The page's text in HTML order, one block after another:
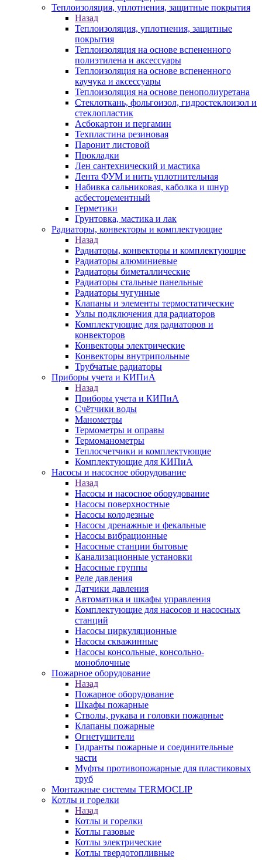
Теплоизоляция, уплотнения, защитные покрытия
Назад
Теплоизоляция, уплотнения, защитные
покрытия
Теплоизоляция на основе вспененного
полиэтилена и аксессуары
Теплоизоляция на основе вспененного
каучука и аксессуары
Теплоизоляция на основе пенополиуретана
Стеклоткань, фольгоизол, гидростеклоизол и
стеклопластик
Асбокартон и пергамин
Техпластина резиновая
Паронит листовой
Прокладки
Лен сантехнический и мастика
Лента ФУМ и нить уплотнительная
Набивка сальниковая, каболка и шнур
асбестоцементный
Герметики
Грунтовка, мастика и лак
Радиаторы, конвекторы и комплектующие
Назад
Радиаторы, конвекторы и комплектующие
Радиаторы алюминиевые
Радиаторы биметаллические
Радиаторы стальные панельные
Радиаторы чугунные
Клапаны и элементы термостатические
Узлы подключения для радиаторов
Комплектующие для радиаторов и
конвекторов
Конвекторы электрические
Конвекторы внутрипольные
Трубчатые радиаторы
Приборы учета и КИПиА
Назад
Приборы учета и КИПиА
Счётчики воды
Манометры
Термометры и оправы
Термоманометры
Теплосчетчики и комплектующие
Комплектующие для КИПиА
Насосы и насосное оборудование
Назад
Насосы и насосное оборудование
Насосы поверхностные
Насосы колодезные
Насосы дренажные и фекальные
Насосы вибрационные
Насосные станции бытовые
Канализационные установки
Насосные группы
Реле давления
Датчики давления
Автоматика и шкафы управления
Комплектующие для насосов и насосных
станций
Насосы циркуляционные
Насосы скважинные
Насосы консольные, консольно-
моноблочные
Пожарное оборудование
Назад
Пожарное оборудование
Шкафы пожарные
Стволы, рукава и головки пожарные
Клапаны пожарные
Огнетушители
Гидранты пожарные и соединительные
части
Муфты противопожарные для пластиковых
труб
Монтажные системы TERMOCLIP
Котлы и горелки
Назад
Котлы и горелки
Котлы газовые
Котлы электрические
Котлы твердотопливные